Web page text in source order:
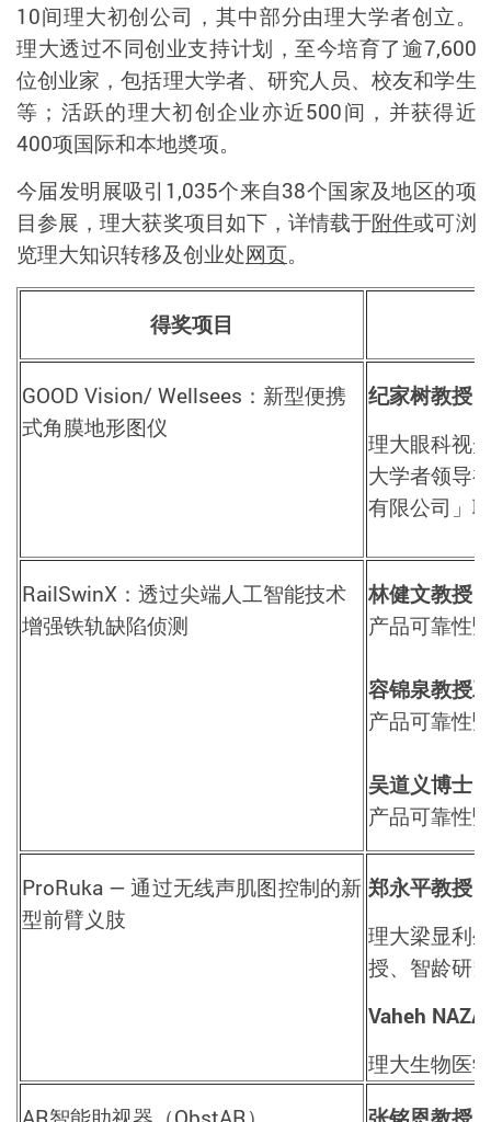
10间理大初创公司，其中部分由理大学者创立。
理大透过不同创业支持计划，至今培育了逾7,600
位创业家，包括理大学者、研究人员、校友和学生
等；活跃的理大初创企业亦近500间，并获得近
400项国际和本地奬项。
今届发明展吸引 1,035个来自38个国家及地区的项
目参展，理大获奖项目如下，详情载于附件或可浏
览理大知识转移及创业处网页。
得奖项目
GOOD Vision/ Wellsees ：新型便携
式角膜地形图仪
纪家树教授
理大眼科视
大学者领导
有限公司」
RailSwinX ：透过尖端人工智能技术
增强铁轨缺陷侦测
林健文教授
产品可靠性
容锦泉教授
产品可靠性
吴道义博士
产品可靠性
ProRuka —通过无线声肌图控制的新
型前臂义肢
郑永平教授
理大梁显利
授、智龄研
Vaheh
理大生物医